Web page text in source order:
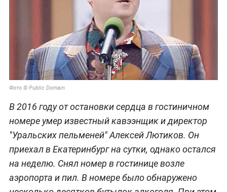
Фото © Public Domain
В 2016 году от остановки сердца в гостиничном
номере умер известный кавээнщик и директор
"Уральских пельменей" Алексей Лютиков. Он
приехал в Екатеринбург на сутки, однако остался
на неделю. Снял номер в гостинице возле
аэропорта и пил. В номере было обнаружено